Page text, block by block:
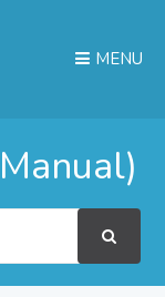
MENU